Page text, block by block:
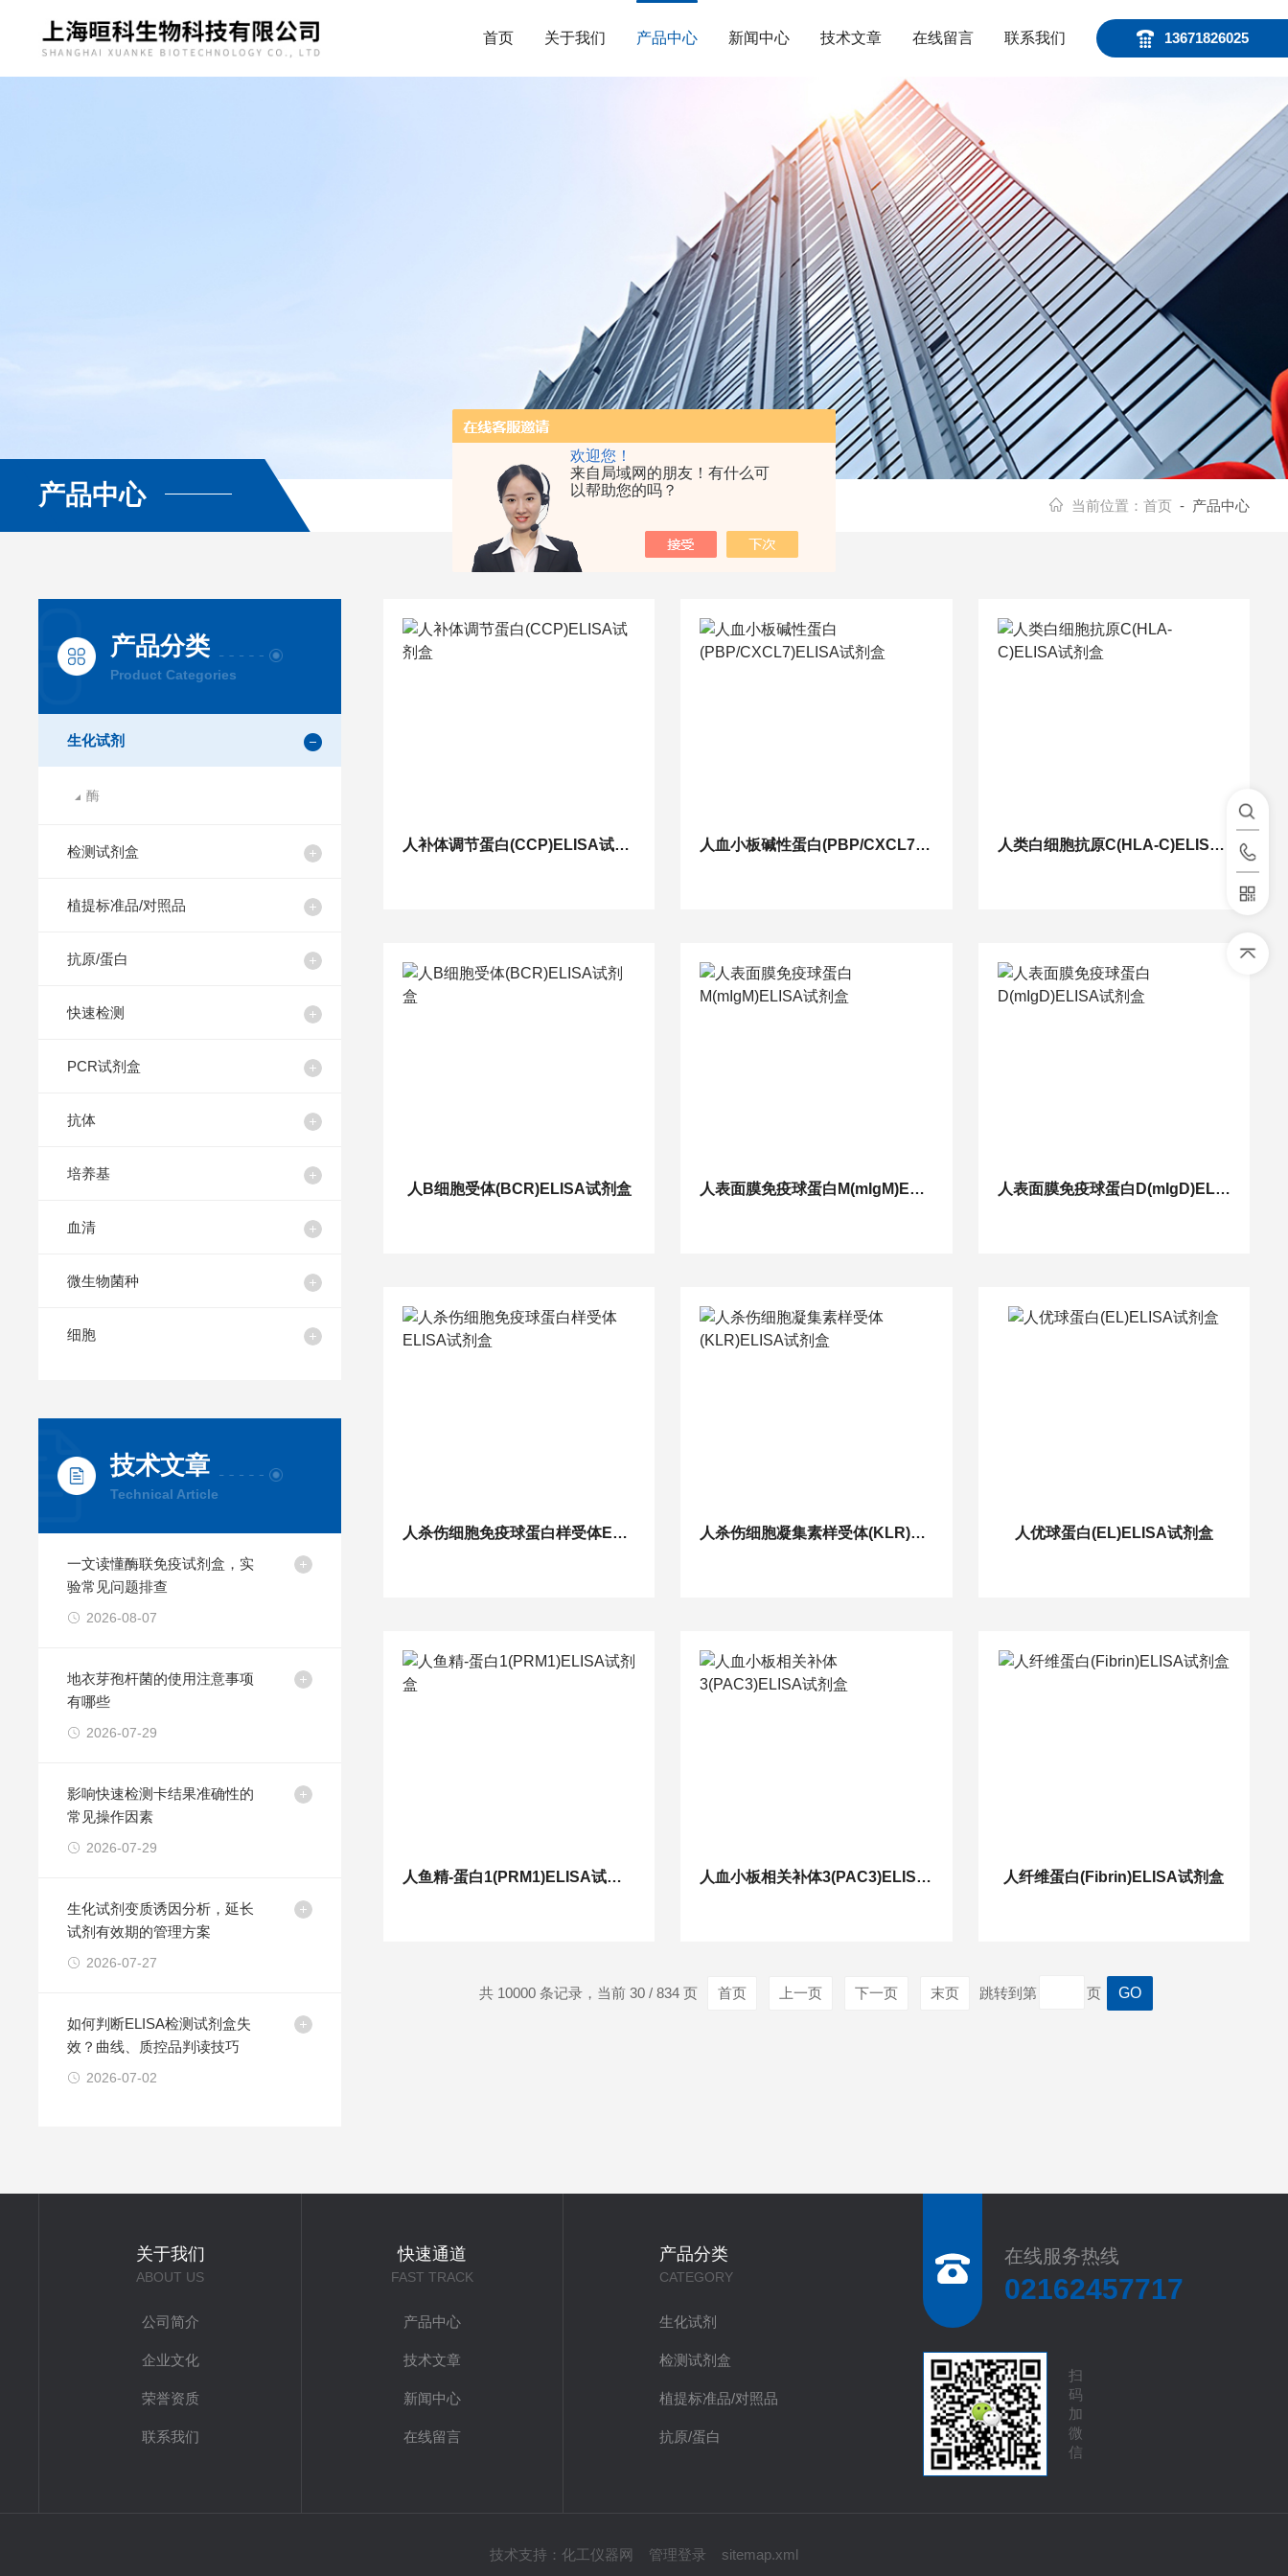
欢迎您！
来自局域网的朋友！有什么可
以帮助您的吗？
13671826025
首页 关于我们 产品中心 新闻中心 技术文章 在线留言 联系我们
产品中心 当前位置： 首页 - 产品中心
产品分类
Product Categories
生化试剂
酶
检测试剂盒
植提标准品/对照品
抗原/蛋白
快速检测
PCR试剂盒
抗体
培养基
血清
微生物菌种
细胞
技术文章
Technical Article
一文读懂酶联免疫试剂盒，实
验常见问题排查
2026-08-07
地衣芽孢杆菌的使用注意事项
有哪些
2026-07-29
影响快速检测卡结果准确性的
常见操作因素
2026-07-29
生化试剂变质诱因分析，延长
试剂有效期的管理方案
2026-07-27
如何判断ELISA检测试剂盒失
效？曲线、质控品判读技巧
2026-07-02
人补体调节蛋白(CCP)ELISA试剂盒 人血小板碱性蛋白(PBP/CXCL7)ELISA试剂盒 人类白细胞抗原C(HLA-C)ELISA试剂盒
人B细胞受体(BCR)ELISA试剂盒 人表面膜免疫球蛋白M(mIgM)ELISA试剂盒 人表面膜免疫球蛋白D(mIgD)ELISA试剂盒
人杀伤细胞免疫球蛋白样受体ELISA试剂盒 人杀伤细胞凝集素样受体(KLR)ELISA试剂盒 人优球蛋白(EL)ELISA试剂盒
人鱼精-蛋白1(PRM1)ELISA试剂盒 人血小板相关补体3(PAC3)ELISA试剂盒 人纤维蛋白(Fibrin)ELISA试剂盒
共 10000 条记录，当前 30 / 834 页 首页 上一页 下一页 末页 跳转到第 页
关于我们
ABOUT US
公司简介
企业文化
荣誉资质
联系我们
快速通道
FAST TRACK
产品中心
技术文章
新闻中心
在线留言
产品分类
CATEGORY
生化试剂
检测试剂盒
植提标准品/对照品
抗原/蛋白
在线服务热线
02162457717
扫
码
加
微
信
技术支持： 化工仪器网 管理登录 sitemap.xml